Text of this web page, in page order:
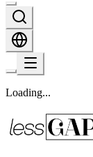
Loading...